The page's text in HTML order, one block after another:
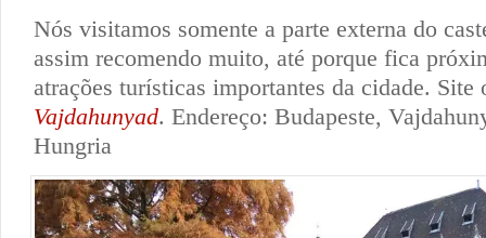
Nós visitamos somente a parte externa do
assim recomendo muito, até porque fica
atrações turísticas importantes da cidade.
Vajdahunyad. Endereço: Budapeste,
Hungria